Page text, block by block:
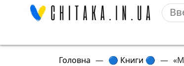
Головна — 🔵 Книги 🔵 —